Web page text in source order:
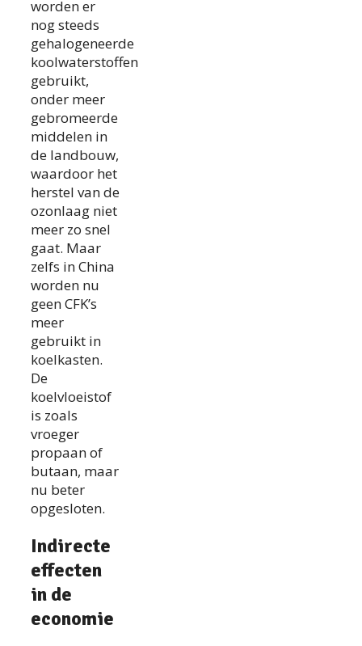
worden er
nog steeds
gehalogeneerde
koolwaterstoffen
gebruikt,
onder meer
gebromeerde
middelen in
de landbouw,
waardoor het
herstel van de
ozonlaag niet
meer zo snel
gaat. Maar
zelfs in China
worden nu
geen CFK’s
meer
gebruikt in
koelkasten.
De
koelvloeistof
is zoals
vroeger
propaan of
butaan, maar
nu beter
opgesloten.
Indirecte
effecten
in de
economie